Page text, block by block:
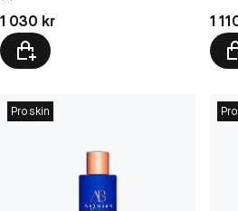
Pris: 1 030 kr
1 030 kr Pris:
1
Proskin